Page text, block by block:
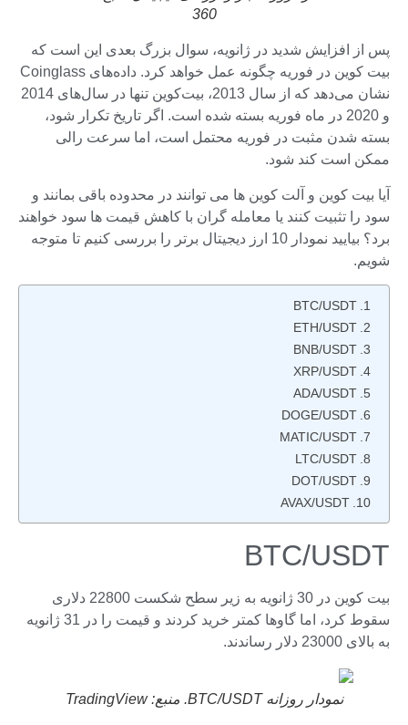
360
پس از افزایش شدید در ژانویه، سوال بزرگ بعدی این است که
بیت کوین در فوریه چگونه عمل خواهد کرد. داده‌های Coinglass
نشان می‌دهد که از سال 2013، بیت‌کوین تنها در سال‌های 2014
و 2020 در ماه فوریه بسته شده است. اگر تاریخ تکرار شود،
بسته شدن مثبت در فوریه محتمل است، اما سرعت رالی
ممکن است کند شود.
آیا بیت کوین و آلت کوین ها می توانند در محدوده باقی بمانند و
سود را تثبیت کنند یا معامله گران با کاهش قیمت ها سود خواهند
برد؟ بیایید نمودار 10 ارز دیجیتال برتر را بررسی کنیم تا متوجه
شویم.
BTC/USDT
ETH/USDT
BNB/USDT
XRP/USDT
ADA/USDT
DOGE/USDT
MATIC/USDT
LTC/USDT
DOT/USDT
AVAX/USDT
BTC/USDT
بیت کوین در 30 ژانویه به زیر سطح شکست 22800 دلاری
سقوط کرد، اما گاوها کمتر خرید کردند و قیمت را در 31 ژانویه
به بالای 23000 دلار رساندند.
نمودار روزانه BTC/USDT. منبع: TradingView